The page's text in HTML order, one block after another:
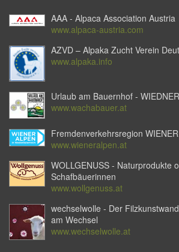
AAA - Alpaca Association Austria
www.alpaca-austria.com
AZVD – Alpaka Zucht Verein
www.alpaka.info
Urlaub am Bauernhof -
www.wachabauer.at
Fremdenverkehrsregion
www.wieneralpen.at
WOLLGENUSS - Naturprodukte
Schafbäuerinnen
www.wollgenuss.at
wechselwolle - Der
am Wechsel
www.wechselwolle.at